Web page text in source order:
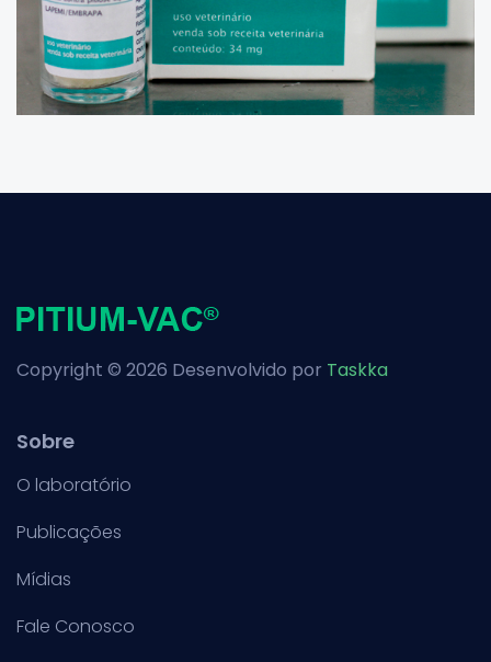
Copyright © 2026 Desenvolvido por Taskka
Sobre
O laboratório
Publicações
Mídias
Fale Conosco